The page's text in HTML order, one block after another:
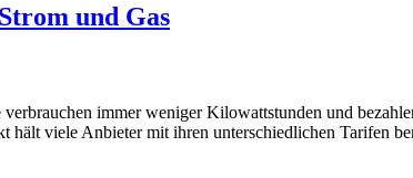
und Gas
immer weniger Kilowattstunden und
hält viele Anbieter mit ihren unterschiedlichen Tarifen